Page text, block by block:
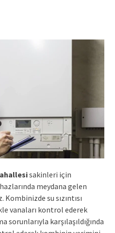
sakinleri için
meydana gelen
su sızıntısı
vanaları kontrol ederek
sorunlarıyla karşılaşıldığında